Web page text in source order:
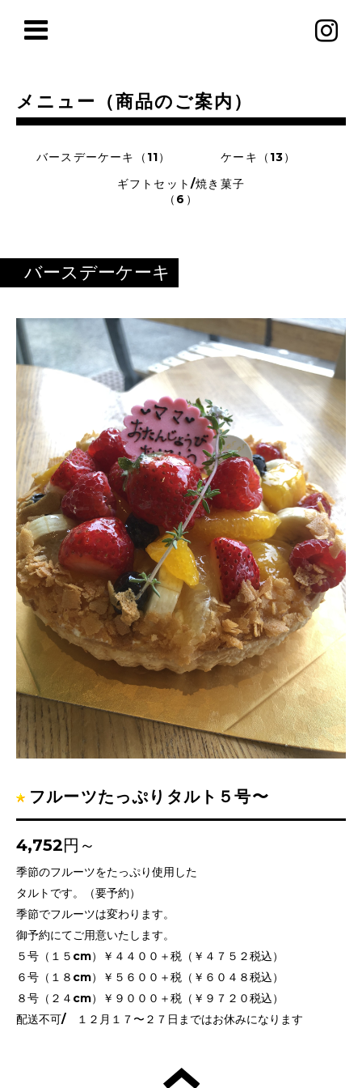
メニュー（商品のご案内）
バースデーケーキ（11）
ケーキ（13）
ギフトセット/焼き菓子
（6）
バースデーケーキ
フルーツたっぷりタルト５号〜
4,752円～
季節のフルーツをたっぷり使用した
タルトです。（要予約）
季節でフルーツは変わります。
御予約にてご用意いたします。
５号（１５cm）￥４４００＋税（￥４７５２税込）
６号（１８cm）￥５６００＋税（￥６０４８税込）
８号（２４cm）￥９０００＋税（￥９７２０税込）
配送不可/ １２月１７〜２７日まではお休みになります